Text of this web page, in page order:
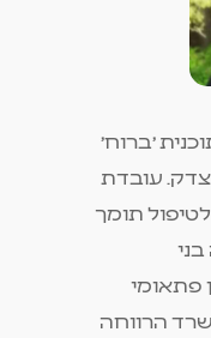
'ברוח'
צדק. עובדת
תומך
פתאומי
הרווחה